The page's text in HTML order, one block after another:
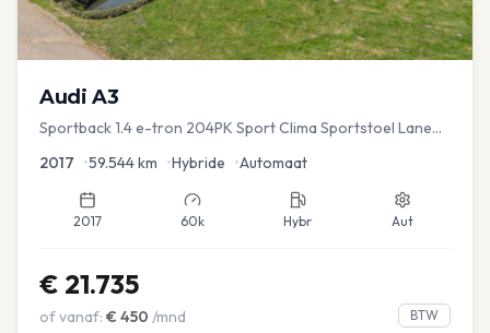
Audi A3
Sportback 1.4 e-tron 204PK Sport Clima Sportstoel Lane
2017 •59.544km •Hybride •Automaat
2017 60k Hybr Aut
€ 21.735
of vanaf: € 450 /mnd BTW